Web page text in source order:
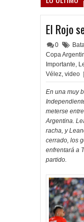
El Rojo
0
Copa
Importante,
Vélez, video
En una muy
meterse
Argentina.
racha, y
cerrado, los
enfrentará a
partido.